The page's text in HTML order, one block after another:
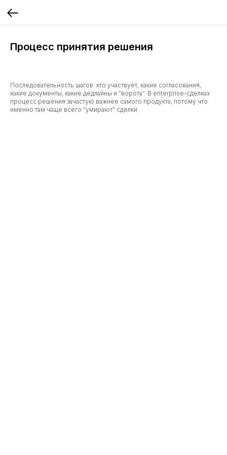
Процесс принятия решения
Последовательность шагов: кто участвует, какие согласования,
какие документы, какие дедлайны и “ворота”. В enterprise-сделках
процесс решения зачастую важнее самого продукта, потому что
именно там чаще всего “умирают” сделки.